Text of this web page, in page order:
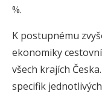
%.
K postupnému
ekonomiky
všech krajích
specifik